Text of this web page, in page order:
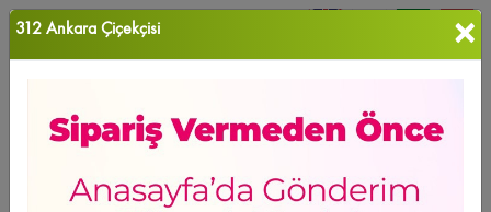
Ana Sayfa ANKARA ÇİÇEK Yenimahalle Çiçekçi
312 Ankara Çiçekçisi ×